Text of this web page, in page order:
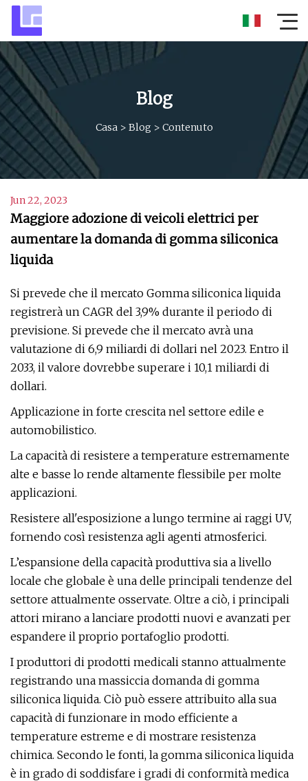
Blog
Casa > Blog > Contenuto
Jun 22, 2023
Maggiore adozione di veicoli elettrici per
aumentare la domanda di gomma siliconica
liquida
Si prevede che il mercato Gomma siliconica liquida
registrerà un CAGR del 3,9% durante il periodo di
previsione. Si prevede che il mercato avrà una
valutazione di 6,9 miliardi di dollari nel 2023. Entro il
2033, il valore dovrebbe superare i 10,1 miliardi di
dollari.
Applicazione in forte crescita nel settore edile e
automobilistico.
La capacità di resistere a temperature estremamente
alte e basse lo rende altamente flessibile per molte
applicazioni.
Resistere all'esposizione a lungo termine ai raggi UV,
fornendo così resistenza agli agenti atmosferici.
L’espansione della capacità produttiva sia a livello
locale che globale è una delle principali tendenze del
settore attualmente osservate. Oltre a ciò, i principali
attori mirano a lanciare prodotti nuovi e avanzati per
espandere il proprio portafoglio prodotti.
I produttori di prodotti medicali stanno attualmente
registrando una massiccia domanda di gomma
siliconica liquida. Ciò può essere attribuito alla sua
capacità di funzionare in modo efficiente a
temperature estreme e di mostrare resistenza
chimica. Secondo le fonti, la gomma siliconica liquida
è in grado di soddisfare i gradi di conformità medica